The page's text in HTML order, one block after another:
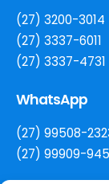
(27) 3200-3014
(27) 3337-6011
(27) 3337-4731
WhatsApp
(27) 99508-
(27) 99909-